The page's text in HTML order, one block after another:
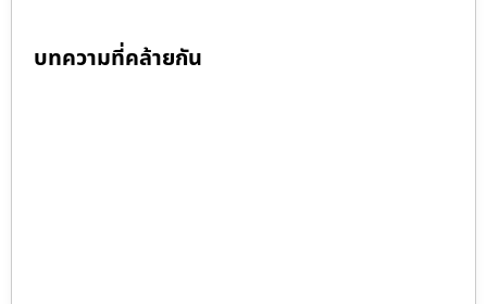
บทความที่คล้ายกัน